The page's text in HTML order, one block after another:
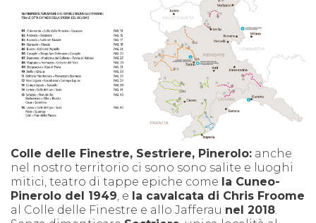
Colle delle Finestre, Sestriere, Pinerolo: anche
nel nostro territorio ci sono sono salite e luoghi
mitici, teatro di tappe epiche come la Cuneo-
Pinerolo del 1949, e la cavalcata di Chris Froome
al Colle delle Finestre e allo Jafferau nel 2018.